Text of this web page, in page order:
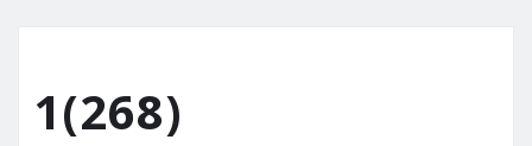
1(268)